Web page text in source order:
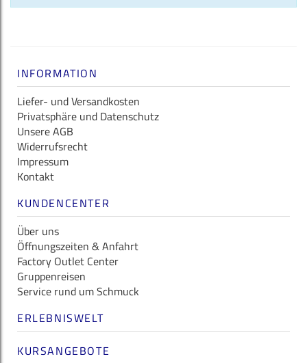
INFORMATION
Liefer- und Versandkosten
Privatsphäre und Datenschutz
Unsere AGB
Widerrufsrecht
Impressum
Kontakt
KUNDENCENTER
Über uns
Öffnungszeiten & Anfahrt
Factory Outlet Center
Gruppenreisen
Service rund um Schmuck
ERLEBNISWELT
KURSANGEBOTE